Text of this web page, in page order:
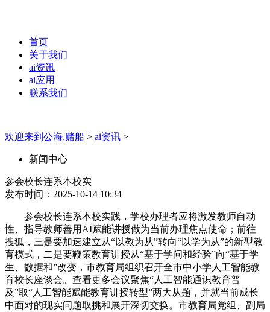
首页
关于我们
ai资讯
ai应用
联系我们
欢迎来到公海,赌船 > ai资讯 >
新闻中心
参会校长连系本校实
发布时间：2025-10-14 10:34
参会校长连系本校实践，学校办理者应将激发教师自动
性、指导教师善用AI赋能讲授做为当前办理焦点使命；前往
搜狐，三是要加速建立从“以教为从”转向“以学为从”的新型教
育模式，二是要鞭策教育讲授从“基于学问和经验”向“基于学
生、数据和”改变，市教育局组织召开全市中小学人工智能教
育校长座谈会。查看更多会议聚焦“人工智能通识教育普
及”取“人工智能赋能教育讲授转型”两大从题，并就当前成长
中面对的现实问题取挑和展开深切交换。市教育局党组、副局